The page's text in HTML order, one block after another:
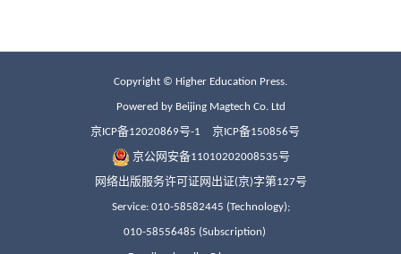
Copyright © Higher Education Press.
Powered by Beijing Magtech Co. Ltd
京ICP备12020869号-1 京ICP备150856号
京公网安备11010202008535号
网络出版服务许可证网出证(京)字第127号
Service: 010-58582445 (Technology);
010-58556485 (Subscription)